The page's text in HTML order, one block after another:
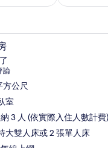
桌 普通
分 10 分
論
方公尺
室
3 人 (依實際入住人數計費)
大雙人床或 2 張單人床